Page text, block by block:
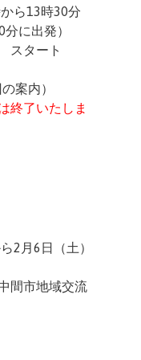
ら13時30分
に出発）
スタート
案内）
終了いたしま
2月6日（土）
間市地域交流